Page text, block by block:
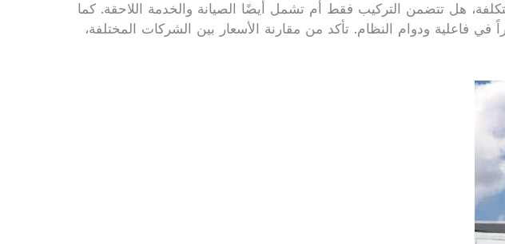
هل تتضمن التركيب فقط أم تشمل أيضًا الصيانة والخدمة اللاحقة. كما
فاعلية ودوام النظام. تأكد من مقارنة الأسعار بين الشركات المختلفة،